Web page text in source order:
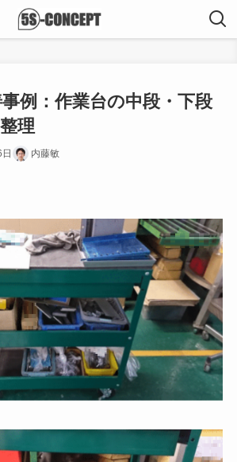
例：作業台の中段・下段
理
内藤敏